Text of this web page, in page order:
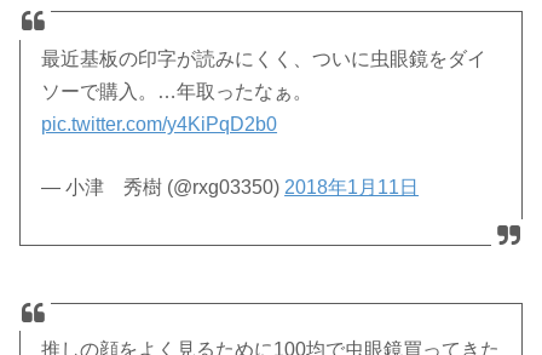
最近基板の印字が読みにくく、ついに虫眼鏡をダイ
ソーで購入。…年取ったなぁ。
pic.twitter.com/y4KiPqD2b0
— 小津 秀樹 (@rxg03350) 2018年1月11日
推しの顔をよく見るために100均で虫眼鏡買ってきた